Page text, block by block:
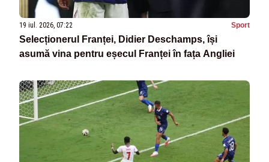
19 iul. 2026, 07:22 Sport
Selecționerul Franței, Didier Deschamps, își
asumă vina pentru eșecul Franței în fața Angliei